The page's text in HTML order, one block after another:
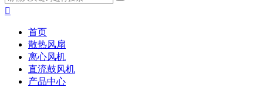

首页
散热风扇
离心风机
直流鼓风机
产品中心